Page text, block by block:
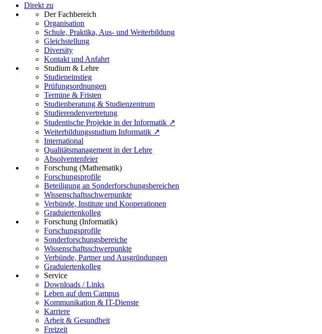
Direkt zu
Der Fachbereich
Organisation
Schule, Praktika, Aus- und Weiterbildung
Gleichstellung
Diversity
Kontakt und Anfahrt
Studium & Lehre
Studieneinstieg
Prüfungsordnungen
Termine & Fristen
Studienberatung & Studienzentrum
Studierendenvertretung
Studentische Projekte in der Informatik ↗
Weiterbildungsstudium Informatik ↗
International
Qualitätsmanagement in der Lehre
Absolventenfeier
Forschung (Mathematik)
Forschungsprofile
Beteiligung an Sonderforschungsbereichen
Wissenschaftsschwerpunkte
Verbünde, Institute und Kooperationen
Graduiertenkolleg
Forschung (Informatik)
Forschungsprofile
Sonderforschungsbereiche
Wissenschaftsschwerpunkte
Verbünde, Partner und Ausgründungen
Graduiertenkolleg
Service
Downloads / Links
Leben auf dem Campus
Kommunikation & IT-Dienste
Karriere
Arbeit & Gesundheit
Freizeit